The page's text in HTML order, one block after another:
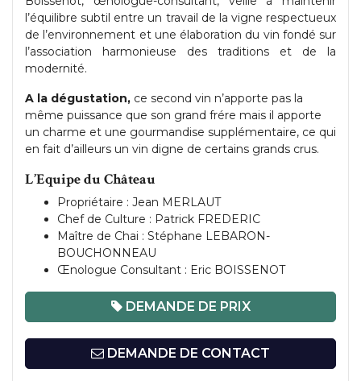
l’équilibre subtil entre un travail de la vigne respectueux
de l’environnement et une élaboration du vin fondé sur
l’association harmonieuse des traditions et de la
modernité.
A la dégustation, ce second vin n’apporte pas la
même puissance que son grand frére mais il apporte
un charme et une gourmandise supplémentaire, ce qui
en fait d’ailleurs un vin digne de certains grands crus.
L’Equipe du Château
Propriétaire : Jean MERLAUT
Chef de Culture : Patrick FREDERIC
Maître de Chai : Stéphane LEBARON-
BOUCHONNEAU
Œnologue Consultant : Eric BOISSENOT
DEMANDE DE PRIX
DEMANDE DE CONTACT